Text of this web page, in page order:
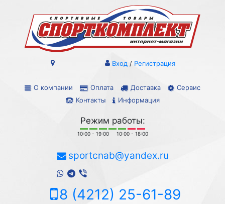
О компании Оплата Доставка
Сервис
Контакты
Информация
Вход / Регистрация
Режим работы:
10:00 - 19:00 10:00 - 18:00
sportcnab@yandex.ru
8 (4212) 25-61-89